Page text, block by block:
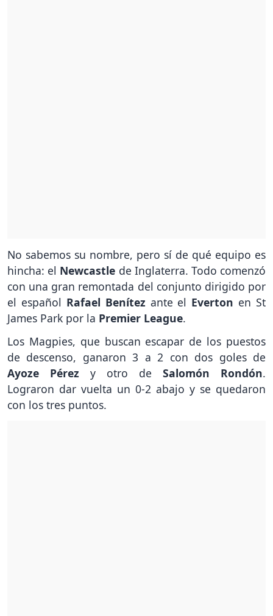
No sabemos su nombre, pero sí de qué equipo es
hincha: el Newcastle de Inglaterra. Todo comenzó
con una gran remontada del conjunto dirigido por
el español Rafael Benítez ante el Everton en St
James Park por la Premier League.
Los Magpies, que buscan escapar de los puestos
de descenso, ganaron 3 a 2 con dos goles de
Ayoze Pérez y otro de Salomón Rondón.
Lograron dar vuelta un 0-2 abajo y se quedaron
con los tres puntos.